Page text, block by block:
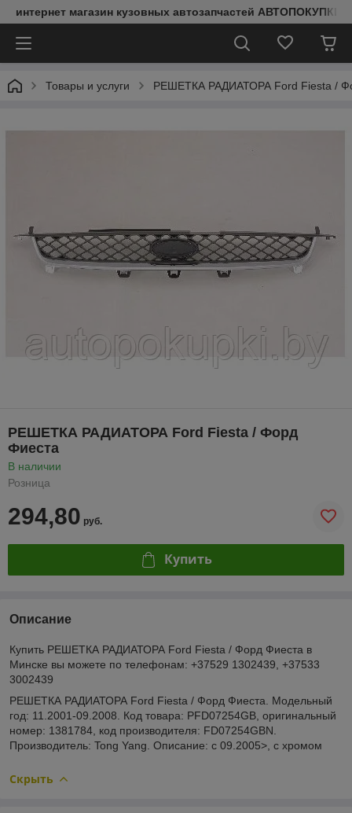
интернет магазин кузовных автозапчастей АВТОПОКУПКИ
Товары и услуги РЕШЕТКА РАДИАТОРА Ford Fiesta /
РЕШЕТКА РАДИАТОРА Ford Fiesta / Форд
Фиеста
В наличии
Розница
294,80 руб.
Купить
Описание
Купить РЕШЕТКА РАДИАТОРА Ford Fiesta / Форд Фиеста в
Минске вы можете по телефонам: +37529 1302439, +37533
3002439
РЕШЕТКА РАДИАТОРА Ford Fiesta / Форд Фиеста. Модельный
год: 11.2001-09.2008. Код товара: PFD07254GB, оригинальный
номер: 1381784, код производителя: FD07254GBN.
Производитель: Tong Yang. Описание: с 09.2005>, с хромом
Скрыть